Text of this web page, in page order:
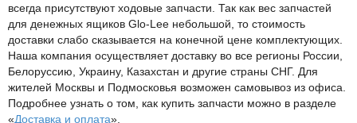
всегда присутствуют ходовые запчасти. Так как вес запчастей
для денежных ящиков Glo-Lee небольшой, то стоимость
доставки слабо сказывается на конечной цене комплектующих.
Наша компания осуществляет доставку во все регионы России,
Белоруссию, Украину, Казахстан и другие страны СНГ. Для
жителей Москвы и Подмосковья возможен самовывоз из офиса.
Подробнее узнать о том, как купить запчасти можно в разделе
«Доставка и оплата».